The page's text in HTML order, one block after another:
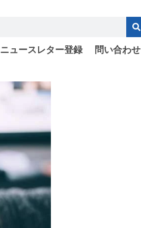
ニュースレター登録 問い合わせ